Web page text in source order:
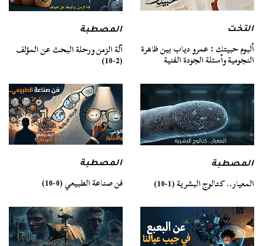
التخت
ألبوم حبيتك : عمرو دياب بين ظاهرة
النجومية وأسئلة الجودة الفنية
المصطبة
آلة الزمن ورحلة البحث عن المؤلف
(2-10)
المصطبة
المعيار.. كتالوج البشرية (1-10)
المصطبة
فن صناعة الطبيعي (0-10)